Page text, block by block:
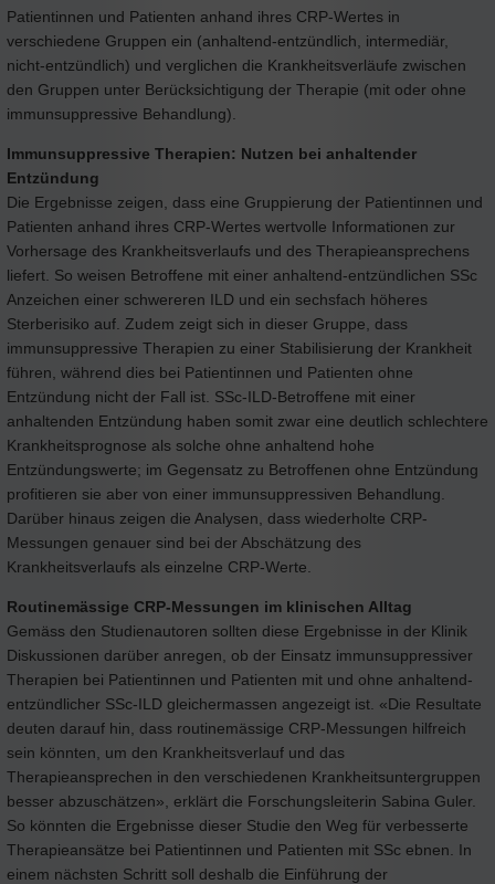
Patientinnen und Patienten anhand ihres CRP-Wertes in
verschiedene Gruppen ein (anhaltend-entzündlich, intermediär,
nicht-entzündlich) und verglichen die Krankheitsverläufe zwischen
den Gruppen unter Berücksichtigung der Therapie (mit oder ohne
immunsuppressive Behandlung).
Immunsuppressive Therapien: Nutzen bei anhaltender
Entzündung
Die Ergebnisse zeigen, dass eine Gruppierung der Patientinnen und
Patienten anhand ihres CRP-Wertes wertvolle Informationen zur
Vorhersage des Krankheitsverlaufs und des Therapieansprechens
liefert. So weisen Betroffene mit einer anhaltend-entzündlichen SSc
Anzeichen einer schwereren ILD und ein sechsfach höheres
Sterberisiko auf. Zudem zeigt sich in dieser Gruppe, dass
immunsuppressive Therapien zu einer Stabilisierung der Krankheit
führen, während dies bei Patientinnen und Patienten ohne
Entzündung nicht der Fall ist. SSc-ILD-Betroffene mit einer
anhaltenden Entzündung haben somit zwar eine deutlich schlechtere
Krankheitsprognose als solche ohne anhaltend hohe
Entzündungswerte; im Gegensatz zu Betroffenen ohne Entzündung
profitieren sie aber von einer immunsuppressiven Behandlung.
Darüber hinaus zeigen die Analysen, dass wiederholte CRP-
Messungen genauer sind bei der Abschätzung des
Krankheitsverlaufs als einzelne CRP-Werte.
Routinemässige CRP-Messungen im klinischen Alltag
Gemäss den Studienautoren sollten diese Ergebnisse in der Klinik
Diskussionen darüber anregen, ob der Einsatz immunsuppressiver
Therapien bei Patientinnen und Patienten mit und ohne anhaltend-
entzündlicher SSc-ILD gleichermassen angezeigt ist. «Die Resultate
deuten darauf hin, dass routinemässige CRP-Messungen hilfreich
sein könnten, um den Krankheitsverlauf und das
Therapieansprechen in den verschiedenen Krankheitsuntergruppen
besser abzuschätzen», erklärt die Forschungsleiterin Sabina Guler.
So könnten die Ergebnisse dieser Studie den Weg für verbesserte
Therapieansätze bei Patientinnen und Patienten mit SSc ebnen. In
einem nächsten Schritt soll deshalb die Einführung der